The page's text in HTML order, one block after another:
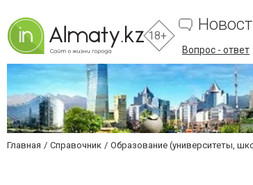
18+
Вопрос - ответ
Главная Справочник Образование (университеты,